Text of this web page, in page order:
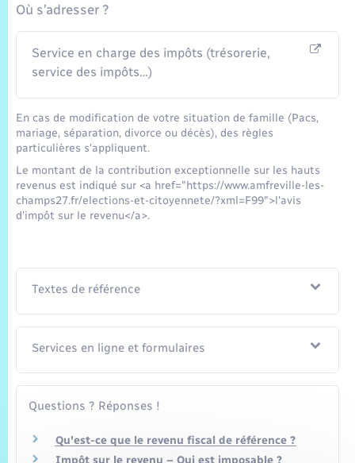
Où s’adresser ?
Service en charge des impôts (trésorerie,
service des impôts…)
En cas de modification de votre situation de famille (Pacs,
mariage, séparation, divorce ou décès), des règles
particulières s'appliquent.
Le montant de la contribution exceptionnelle sur les hauts
revenus est indiqué sur <a href="https://www.amfreville-les-
champs27.fr/elections-et-citoyennete/?xml=F99">l'avis
d'impôt sur le revenu</a>.
Textes de référence
Services en ligne et formulaires
Questions ? Réponses !
Qu'est-ce que le revenu fiscal de référence ?
Impôt sur le revenu – Qui est imposable ?